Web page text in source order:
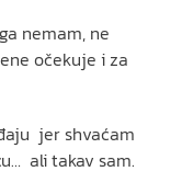
nemam, ne
očekuje i za
jer shvaćam
ali takav sam.